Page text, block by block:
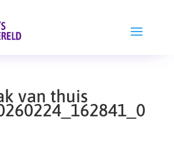
van thuis